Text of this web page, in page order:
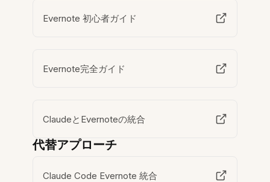
Evernote 初心者ガイド
Evernote完全ガイド
ClaudeとEvernoteの統合
代替アプローチ
Claude Code Evernote 統合